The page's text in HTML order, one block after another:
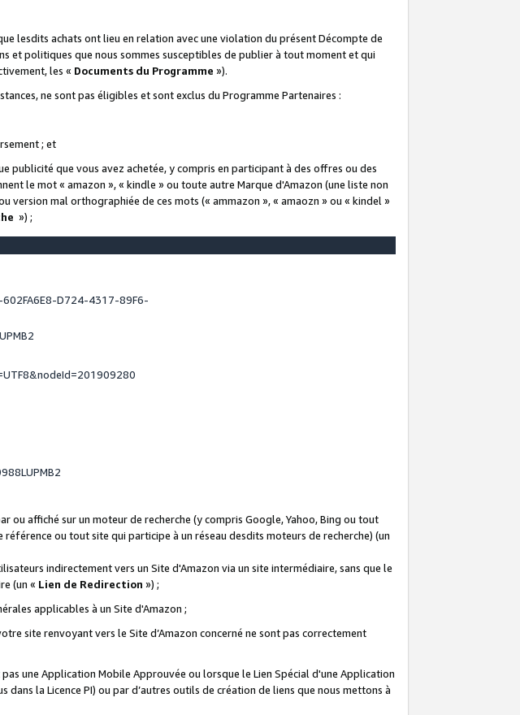
lesdits achats ont lieu en relation avec une violation du présent Décompte de
et politiques que nous sommes susceptibles de publier à tout moment et qui
les « Documents du Programme »).
ne sont pas éligibles et sont exclus du Programme Partenaires :
; et
publicité que vous avez achetée, y compris en participant à des offres ou des
le mot « amazon », « kindle » ou toute autre Marque d'Amazon (une liste non
version mal orthographiée de ces mots (« ammazon », « amaozn » ou « kindel »
») ;
D724-4317-89F6-
ou affiché sur un moteur de recherche (y compris Google, Yahoo, Bing ou tout
ou tout site qui participe à un réseau desdits moteurs de recherche) (un
indirectement vers un Site d'Amazon via un site intermédiaire, sans que le
(un « Lien de Redirection ») ;
applicables à un Site d'Amazon ;
site renvoyant vers le Site d’Amazon concerné ne sont pas correctement
une Application Mobile Approuvée ou lorsque le Lien Spécial d'une Application
dans la Licence PI) ou par d’autres outils de création de liens que nous mettons à